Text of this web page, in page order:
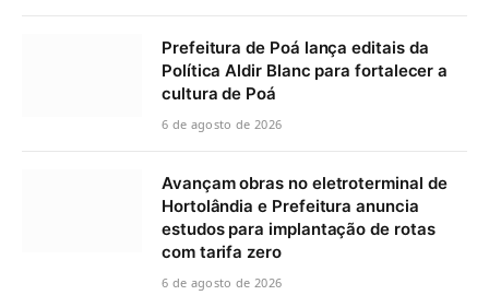
Prefeitura de Poá lança editais da
Política Aldir Blanc para fortalecer a
cultura de Poá
6 de agosto de 2026
Avançam obras no eletroterminal de
Hortolândia e Prefeitura anuncia
estudos para implantação de rotas
com tarifa zero
6 de agosto de 2026